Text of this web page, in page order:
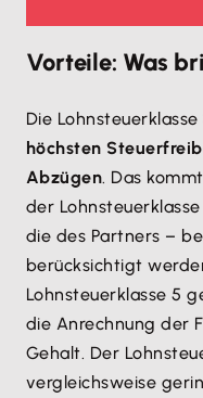
Vorteile: Was
Die
höchsten
Abzügen. Das
der
die des Partners –
berücksichtigt
Lohnsteuerklasse 5
die Anrechnung der
Gehalt. Der
vergleichsweise